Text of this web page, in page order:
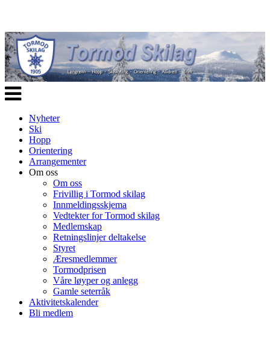
Veksle
navigasjon
Nyheter
Ski
Hopp
Orientering
Arrangementer
Om oss
Om oss
Frivillig i Tormod skilag
Innmeldingsskjema
Vedtekter for Tormod skilag
Medlemskap
Retningslinjer deltakelse
Styret
Æresmedlemmer
Tormodprisen
Våre løyper og anlegg
Gamle seterråk
Aktivitetskalender
Bli medlem